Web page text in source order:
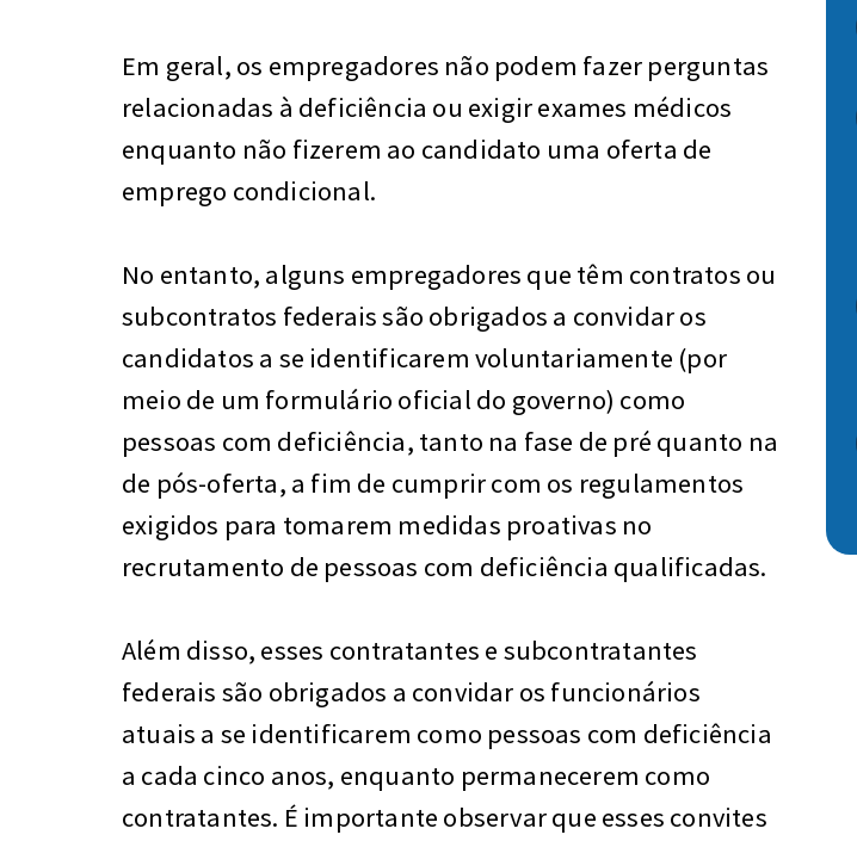
Em geral, os empregadores não podem fazer perguntas
relacionadas à deficiência ou exigir exames médicos
enquanto não fizerem ao candidato uma oferta de
emprego condicional.
No entanto, alguns empregadores que têm contratos ou
subcontratos federais são obrigados a convidar os
candidatos a se identificarem voluntariamente (por
meio de um formulário oficial do governo) como
pessoas com deficiência, tanto na fase de pré quanto na
de pós-oferta, a fim de cumprir com os regulamentos
exigidos para tomarem medidas proativas no
recrutamento de pessoas com deficiência qualificadas.
Além disso, esses contratantes e subcontratantes
federais são obrigados a convidar os funcionários
atuais a se identificarem como pessoas com deficiência
a cada cinco anos, enquanto permanecerem como
contratantes. É importante observar que esses convites